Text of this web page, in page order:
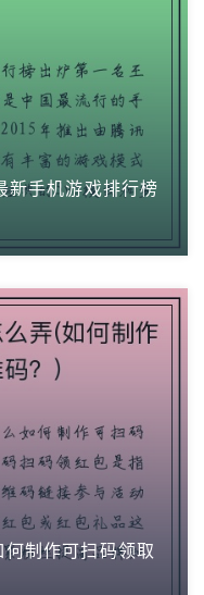
新手机游戏排行榜
制作可扫码领取